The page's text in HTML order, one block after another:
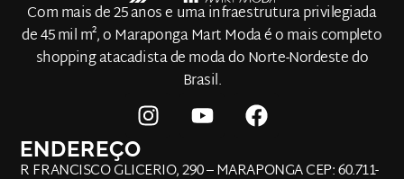
Com mais de 25 anos e uma infraestrutura privilegiada
de 45 mil m², o Maraponga Mart Moda é o mais completo
shopping atacadista de moda do Norte-Nordeste do
Brasil.
ENDEREÇO
R FRANCISCO GLICERIO, 290 – MARAPONGA CEP: 60.711-